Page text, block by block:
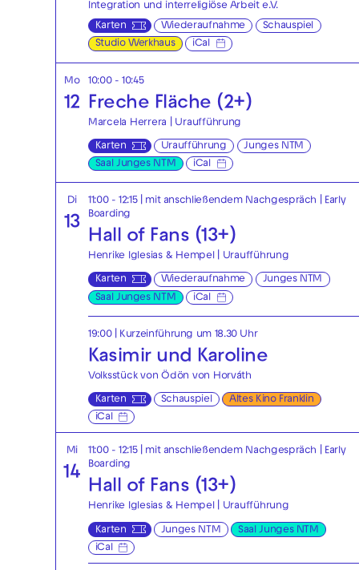
Integration und interreligiöse Arbeit e.V.
Karten Wiederaufnahme
Schauspiel
Studio Werkhaus
iCal
Mo
12
10:00 - 10:45
Freche Fläche (2+)
Marcela Herrera | Uraufführung
Karten Uraufführung
Junges NTM
Saal Junges NTM
iCal
Di
13
11:00 - 12:15 | mit anschließendem Nachgespräch
Early
Boarding
Hall of Fans (13+)
Henrike Iglesias & Hempel | Uraufführung
Karten Wiederaufnahme
Junges NTM
Saal Junges NTM
iCal
19:00 | Kurzeinführung um 18.30 Uhr
Kasimir und Karoline
Volksstück von Ödön von Horváth
Karten Schauspiel
Altes Kino Franklin
iCal
Mi
14
11:00 - 12:15 | mit anschließendem Nachgespräch | Early
Boarding
Hall of Fans (13+)
Henrike Iglesias & Hempel | Uraufführung
Karten Junges NTM
Saal Junges NTM
iCal